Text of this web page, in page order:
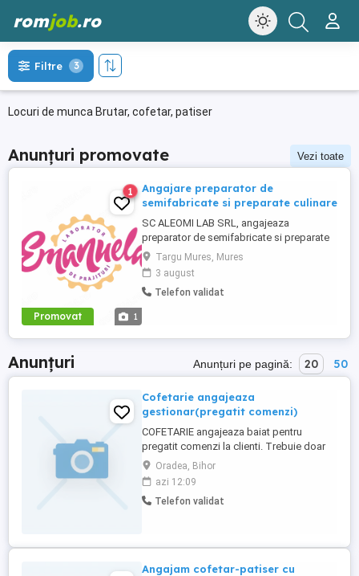
romjob.ro
Locuri de munca Brutar, cofetar, patiser
Filtre 3
Anunțuri promovate Vezi toate
Promovat 1
1
Angajare preparator de
semifabricate si preparate culinare
SC ALEOMI LAB SRL, angajeaza
preparator de semifabricate si preparate
culinare. Este disponibil un singur loc de
munca in localitatea Targu Mures, Str.
Ciucului nr. 12. Se ofera salariu minim pe
economie plus bonuri de masa zi
Targu Mures, Mures
3 august
Telefon validat
Anunțuri Anunțuri pe pagină: 20 50
Cofetarie angajeaza
gestionar(pregatit comenzi)
COFETARIE angajeaza baiat pentru
pregatit comenzi la clienti. Trebuie doar
sa iti doresti sa inveti. Nu necesita
experianta. Jobul si programul e impartit
in: ambalare produse, etichetare produse,
manipulare materie prima, pregatire
Oradea, Bihor
azi 12:09
Telefon validat
Angajam cofetar-patiser cu